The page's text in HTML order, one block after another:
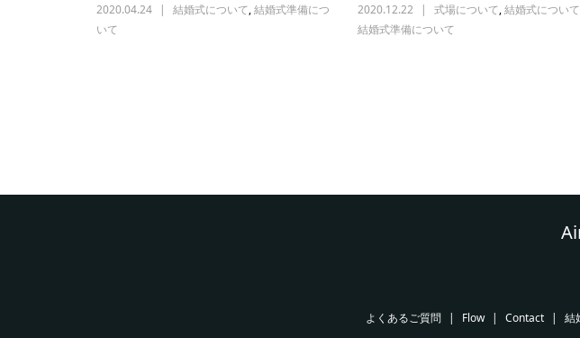
2020.04.24 結婚式について,結婚式準備につ
いて
2020.12.22 式場について,結婚式について
結婚式準備について
よくあるご質問 Flow Contact 結